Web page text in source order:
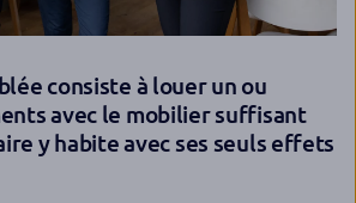
consiste à louer un ou
avec le mobilier suffisant
y habite avec ses seuls effets